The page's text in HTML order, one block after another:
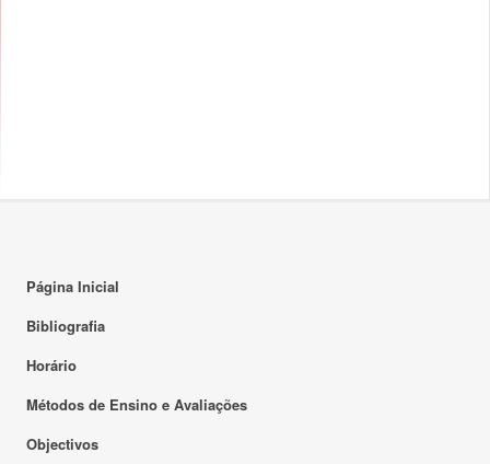
Página Inicial
Bibliografia
Horário
Métodos de Ensino e Avaliações
Objectivos